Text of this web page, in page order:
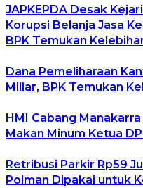
JAPKEPDA Desak
Korupsi Belanja Jasa
BPK Temukan
Dana Pemeliharaan
Miliar, BPK Temukan
HMI Cabang
Makan Minum Ketua
Retribusi Parkir Rp59
Polman Dipakai untuk